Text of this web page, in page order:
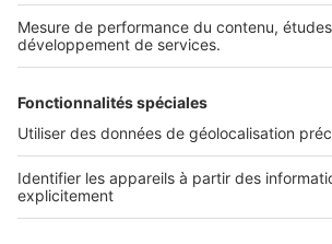
Tous nos services pro
Accès client
À DÉCOUVRIR